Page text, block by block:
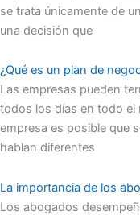
se trata únicamente de
una decisión que
¿Qué es un plan de
Las empresas pueden
todos los días en todo el
empresa es posible que
hablan diferentes
La importancia de los
Los abogados